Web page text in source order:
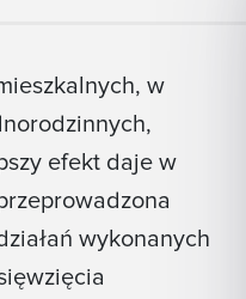
w
efekt daje w
wykonanych